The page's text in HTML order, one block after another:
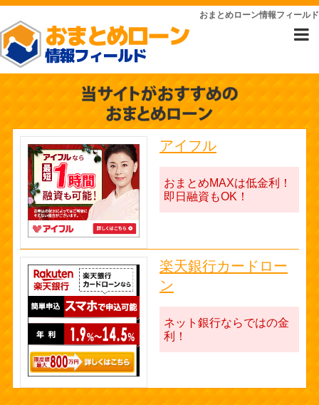
おまとめローン情報フィールド
アイフル
おまとめMAXは低金利！
即日融資もOK！
楽天銀行カードロー
ン
ネット銀行ならではの金
利！